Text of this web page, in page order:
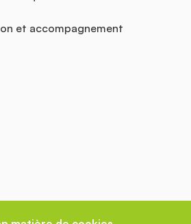
et accompagnement